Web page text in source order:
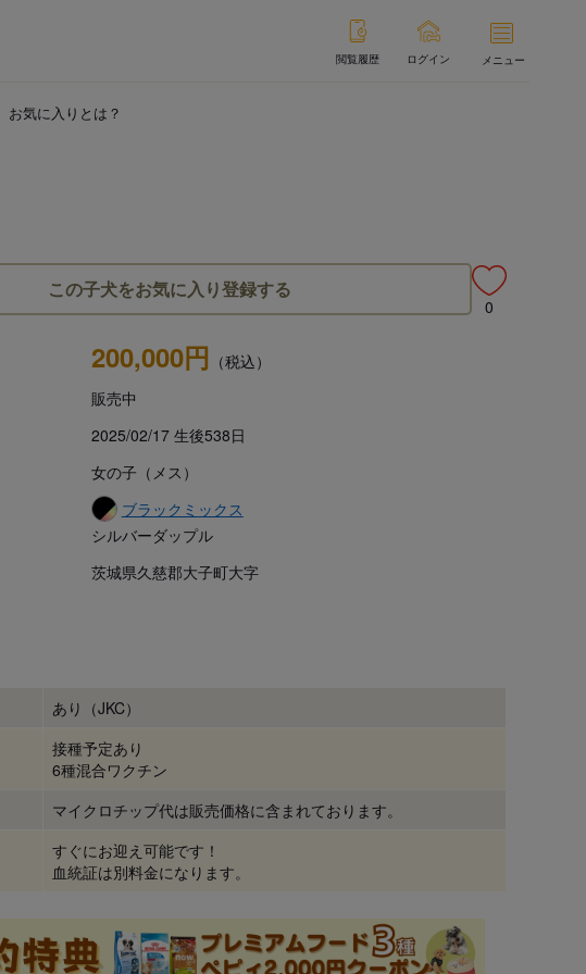
閲覧履歴 ログイン メニュー
お気に入りとは？
この子犬をお気に入り登録する
0
200,000円 （税込）
販売中
2025/02/17 生後538日
女の子（メス）
ブラックミックス
シルバーダップル
茨城県久慈郡大子町大字
あり（JKC）
接種予定あり
6種混合ワクチン
マイクロチップ代は販売価格に含まれております。
すぐにお迎え可能です！
血統証は別料金になります。